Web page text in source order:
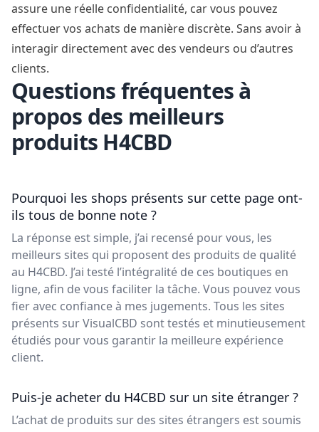
assure une réelle confidentialité, car vous pouvez
effectuer vos achats de manière discrète. Sans avoir à
interagir directement avec des vendeurs ou d’autres
clients.
Questions fréquentes à
propos des meilleurs
produits H4CBD
Pourquoi les shops présents sur cette page ont-
ils tous de bonne note ?
La réponse est simple, j’ai recensé pour vous, les
meilleurs sites qui proposent des produits de qualité
au H4CBD. J’ai testé l’intégralité de ces boutiques en
ligne, afin de vous faciliter la tâche. Vous pouvez vous
fier avec confiance à mes jugements. Tous les sites
présents sur VisualCBD sont testés et minutieusement
étudiés pour vous garantir la meilleure expérience
client.
Puis-je acheter du H4CBD sur un site étranger ?
L’achat de produits sur des sites étrangers est soumis